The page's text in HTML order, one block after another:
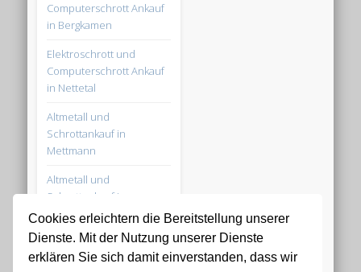
Cookies erleichtern die Bereitstellung unserer
Dienste. Mit der Nutzung unserer Dienste
erklären Sie sich damit einverstanden, dass wir
Computerschrott Ankauf
in Bergkamen
Elektroschrott und
Computerschrott Ankauf
in Nettetal
Altmetall und
Schrottankauf in
Mettmann
Altmetall und
Schrottankauf in
Oberhausen
Elektroschrott und
Computerschrott Ankauf